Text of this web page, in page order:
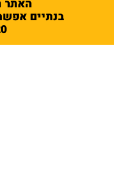
האתר
בנתיים